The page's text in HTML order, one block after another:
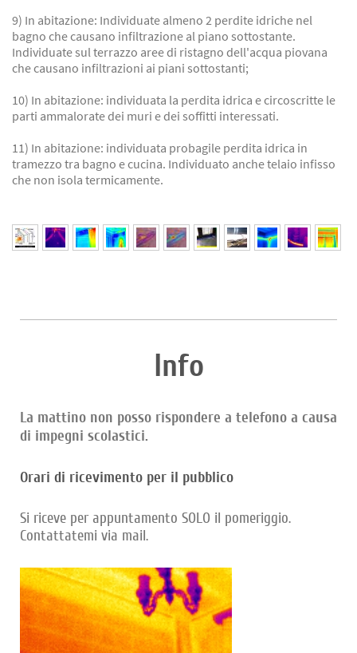
9) In abitazione: Individuate almeno 2 perdite idriche nel
bagno che causano infiltrazione al piano sottostante.
Individuate sul terrazzo aree di ristagno dell'acqua piovana
che causano infiltrazioni ai piani sottostanti;
10) In abitazione: individuata la perdita idrica e circoscritte le
parti ammalorate dei muri e dei soffitti interessati.
11) In abitazione: individuata probagile perdita idrica in
tramezzo tra bagno e cucina. Individuato anche telaio infisso
che non isola termicamente.
Info
La mattino non posso rispondere a telefono a causa
di impegni scolastici.
Orari di ricevimento per il pubblico
Si riceve per appuntamento SOLO il pomeriggio.
Contattatemi via mail.